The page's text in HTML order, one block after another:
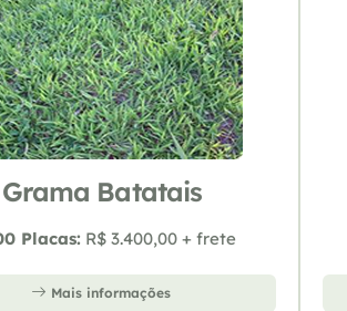
Grama Batatais
Placas: R$ 3.400,00 + frete
Mais informações